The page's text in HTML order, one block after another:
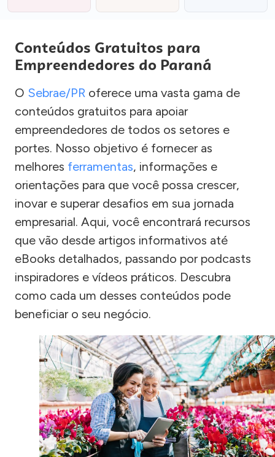
Conteúdos Gratuitos para
Empreendedores do Paraná
O Sebrae/PR oferece uma vasta gama de
conteúdos gratuitos para apoiar
empreendedores de todos os setores e
portes. Nosso objetivo é fornecer as
melhores ferramentas, informações e
orientações para que você possa crescer,
inovar e superar desafios em sua jornada
empresarial. Aqui, você encontrará recursos
que vão desde artigos informativos até
eBooks detalhados, passando por podcasts
inspiradores e vídeos práticos. Descubra
como cada um desses conteúdos pode
beneficiar o seu negócio.